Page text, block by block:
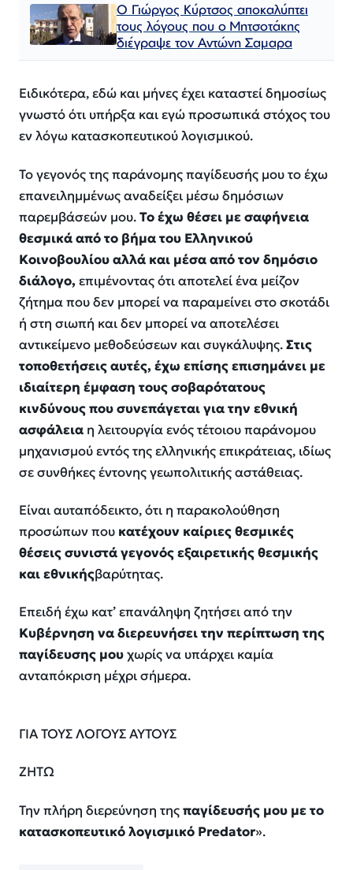
Ο Γιώργος Κύρτσος αποκαλύπτει
τους λόγους που ο Μητσοτάκης
διέγραψε τον Αντώνη Σαμαρα
Ειδικότερα, εδώ και μήνες έχει καταστεί δημοσίως
γνωστό ότι υπήρξα και εγώ προσωπικά στόχος του
εν λόγω κατασκοπευτικού λογισμικού.
Το γεγονός της παράνομης παγίδευσής μου το έχω
επανειλημμένως αναδείξει μέσω δημόσιων
παρεμβάσεών μου.Το έχω θέσει με σαφήνεια
θεσμικά από το βήμα του Ελληνικού
Κοινοβουλίου αλλά και μέσα από τον δημόσιο
διάλογο, επιμένοντας ότι αποτελεί ένα μείζον
ζήτημα που δεν μπορεί να παραμείνει στο σκοτάδι
ή στη σιωπή και δεν μπορεί να αποτελέσει
αντικείμενο μεθοδεύσεων και συγκάλυψης.Στις
τοποθετήσεις αυτές, έχω επίσης επισημάνει με
ιδιαίτερη έμφαση τους σοβαρότατους
κινδύνους που συνεπάγεται για την εθνική
ασφάλεια η λειτουργία ενός τέτοιου παράνομου
μηχανισμού εντός της ελληνικής επικράτειας, ιδίως
σε συνθήκες έντονης γεωπολιτικής αστάθειας.
Είναι αυταπόδεικτο, ότι η παρακολούθηση
προσώπων που κατέχουν καίριες θεσμικές
θέσεις συνιστά γεγονός εξαιρετικής θεσμικής
και εθνικήςβαρύτητας.
Επειδή έχω κατ’ επανάληψη ζητήσει από την
Κυβέρνηση να διερευνήσει την περίπτωση της
παγίδευσης μουχωρίς να υπάρχει καμία
ανταπόκριση μέχρι σήμερα.
ΓΙΑ ΤΟΥΣ ΛΟΓΟΥΣ ΑΥΤΟΥΣ
ΖΗΤΩ
Την πλήρη διερεύνηση τηςπαγίδευσής μου με το
κατασκοπευτικό λογισμικό Predator».